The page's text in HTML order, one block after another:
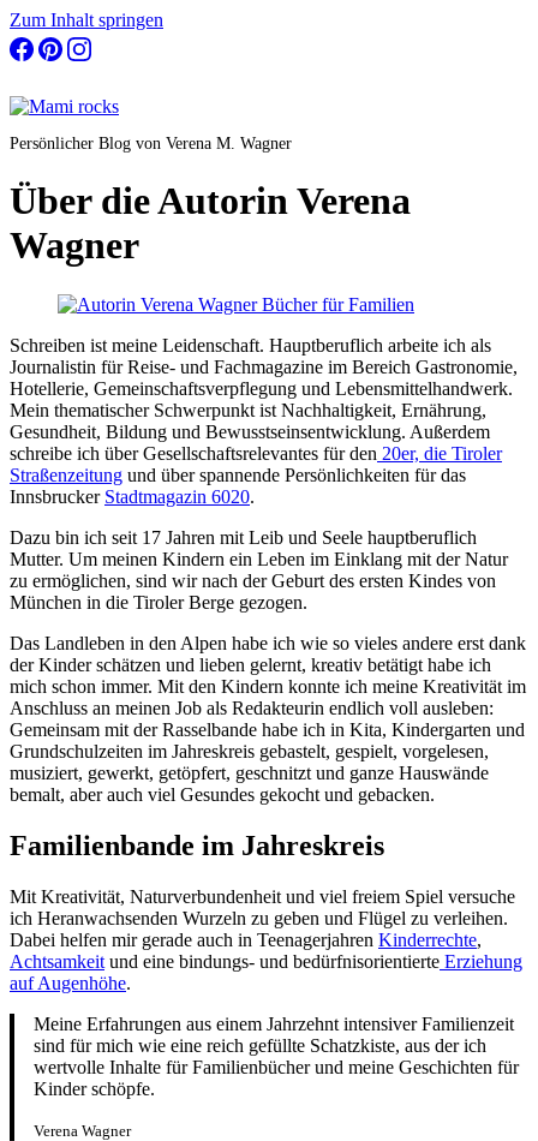
Zum Inhalt springen
Persönlicher Blog von Verena M. Wagner
Über die Autorin Verena
Wagner
Schreiben ist meine Leidenschaft. Hauptberuflich arbeite ich als
Journalistin für Reise- und Fachmagazine im Bereich Gastronomie,
Hotellerie, Gemeinschaftsverpflegung und Lebensmittelhandwerk.
Mein thematischer Schwerpunkt ist Nachhaltigkeit, Ernährung,
Gesundheit, Bildung und Bewusstseinsentwicklung. Außerdem
schreibe ich über Gesellschaftsrelevantes für den 20er, die Tiroler
Straßenzeitung und über spannende Persönlichkeiten für das
Innsbrucker Stadtmagazin 6020.
Dazu bin ich seit 17 Jahren mit Leib und Seele hauptberuflich
Mutter. Um meinen Kindern ein Leben im Einklang mit der Natur
zu ermöglichen, sind wir nach der Geburt des ersten Kindes von
München in die Tiroler Berge gezogen.
Das Landleben in den Alpen habe ich wie so vieles andere erst dank
der Kinder schätzen und lieben gelernt, kreativ betätigt habe ich
mich schon immer. Mit den Kindern konnte ich meine Kreativität im
Anschluss an meinen Job als Redakteurin endlich voll ausleben:
Gemeinsam mit der Rasselbande habe ich in Kita, Kindergarten und
Grundschulzeiten im Jahreskreis gebastelt, gespielt, vorgelesen,
musiziert, gewerkt, getöpfert, geschnitzt und ganze Hauswände
bemalt, aber auch viel Gesundes gekocht und gebacken.
Familienbande im Jahreskreis
Mit Kreativität, Naturverbundenheit und viel freiem Spiel versuche
ich Heranwachsenden Wurzeln zu geben und Flügel zu verleihen.
Dabei helfen mir gerade auch in Teenagerjahren Kinderrechte,
Achtsamkeit und eine bindungs- und bedürfnisorientierte Erziehung
auf Augenhöhe.
Meine Erfahrungen aus einem Jahrzehnt intensiver Familienzeit
sind für mich wie eine reich gefüllte Schatzkiste, aus der ich
wertvolle Inhalte für Familienbücher und meine Geschichten für
Kinder schöpfe.
Verena Wagner